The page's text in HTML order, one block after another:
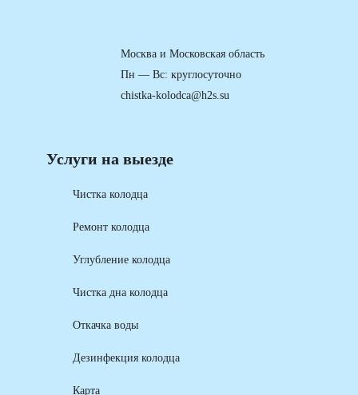
Услуги на выезде
Чистка колодца
Ремонт колодца
Углубление колодца
Чистка дна колодца
Откачка воды
Дезинфекция колодца
Карта
Москва и Московская область
Пн — Вс: круглосуточно
chistka-kolodca@h2s.su